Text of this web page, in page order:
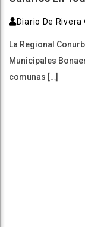
Diario De Rivera
La Regional
Municipales
comunas […]